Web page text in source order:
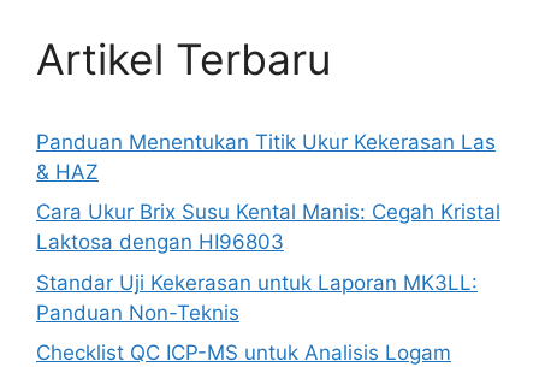
Artikel Terbaru
Panduan Menentukan Titik Ukur Kekerasan Las
& HAZ
Cara Ukur Brix Susu Kental Manis: Cegah Kristal
Laktosa dengan HI96803
Standar Uji Kekerasan untuk Laporan MK3LL:
Panduan Non-Teknis
Checklist QC ICP-MS untuk Analisis Logam